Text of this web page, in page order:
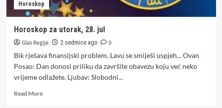
Horoskop
Horoskop za utorak, 28. jul
Glas Regije 2 sedmice ago
0
Bik rješava finansijski problem, Lavu se smiješi uspjeh... Ovan
Posao: Dan donosi priliku da završite obavezu koju već neko
vrijeme odlažete. Ljubav: Slobodni...
Read MoreRead